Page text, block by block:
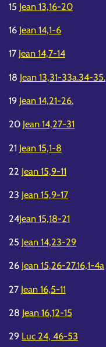
15 Jean 13,16-20
16 Jean 14,1-6
17 Jean 14,7-14
18 Jean 13,31-33a.34-35.
19 Jean 14,21-26.
20 Jean 14,27-31
21 Jean 15,1-8
22 Jean 15,9-11
23 Jean 15,9-17
24Jean 15,18-21
25 Jean 14,23-29
26 Jean 15,26-27.16,1-4a
27 Jean 16,5-11
28 Jean 16,12-15
29 Luc 24, 46-53